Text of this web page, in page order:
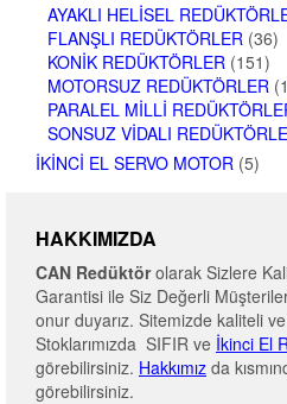
AYAKLI HELISEL
FLANŞLI REDÜKTÖRLER (36)
KONIK REDÜKTÖRLER (151)
MOTORSUZ REDÜKTÖRLER
PARALEL MILLI
SONSUZ VIDALI
İKINCI EL SERVO MOTOR (5)
HAKKIMIZDA
CAN Redüktörolarak Sizlere
Garantisi ile Siz Değerli
onur duyarız. Sitemizde kaliteli
Stoklarımızda SIFIR ve İkinci El
görebilirsiniz. Hakkımız da
görebilirsiniz.